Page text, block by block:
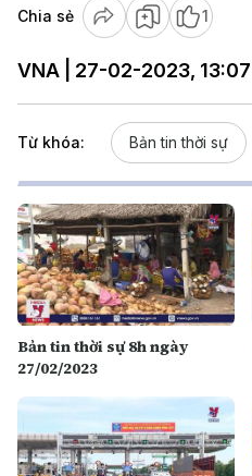
Chia sẻ 1
VNA | 27-02-2023, 13:07
Từ khóa: Bản tin thời sự
Bản tin thời sự 8h ngày
27/02/2023